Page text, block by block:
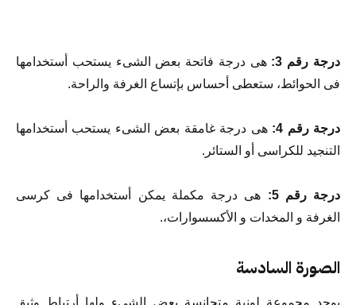
درجة رقم 3:
هى درجة فاتحة بعض الشىء يستحب أستخدامها
فى الحوائط، ستعطى أحساس بإتساع الغرفة والراحة.
درجة رقم 4:
هى درجة غامقة بعض الشىء يستحب أستخدامها
التنجيد للكراسى أو الستائر.
درجة رقم 5:
هى درجة مكملة يمكن أستخدامها فى كرسى
الغرفة و المخدات و الأكسسوارات،.
الصورة السادسة
يوجد مجموعة لونية متجانسة بعض الشىء ولها أرتباط وثيق